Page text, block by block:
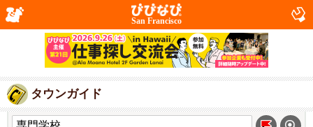
San Francisco
タウンガイド